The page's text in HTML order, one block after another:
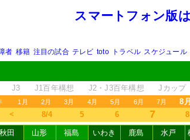
スマートフォン版
者 移籍 注目の試合 テレビ toto トラベル スケジュール
J3 J1百年構想 J2・J3百年構想 Jカップ
1月 2月 3月 4月 5月 6月 7月 8月
＜ 8/4 5 6 7 8
秋田 山形 福島 いわき 鹿島 水戸